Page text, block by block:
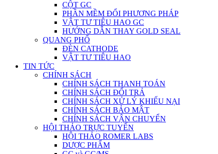
CỘT GC
PHẦN MỀM ĐỔI PHƯƠNG PHÁP
VẬT TƯ TIÊU HAO GC
HƯỚNG DẪN THAY GOLD SEAL
QUANG PHỔ
ĐÈN CATHODE
VẬT TƯ TIÊU HAO
TIN TỨC
CHÍNH SÁCH
CHÍNH SÁCH THANH TOÁN
CHÍNH SÁCH ĐỔI TRẢ
CHÍNH SÁCH XỬ LÝ KHIẾU NẠI
CHÍNH SÁCH BẢO MẬT
CHÍNH SÁCH VẬN CHUYỂN
HỘI THẢO TRỰC TUYẾN
HỘI THẢO ROMER LABS
DƯỢC PHẨM